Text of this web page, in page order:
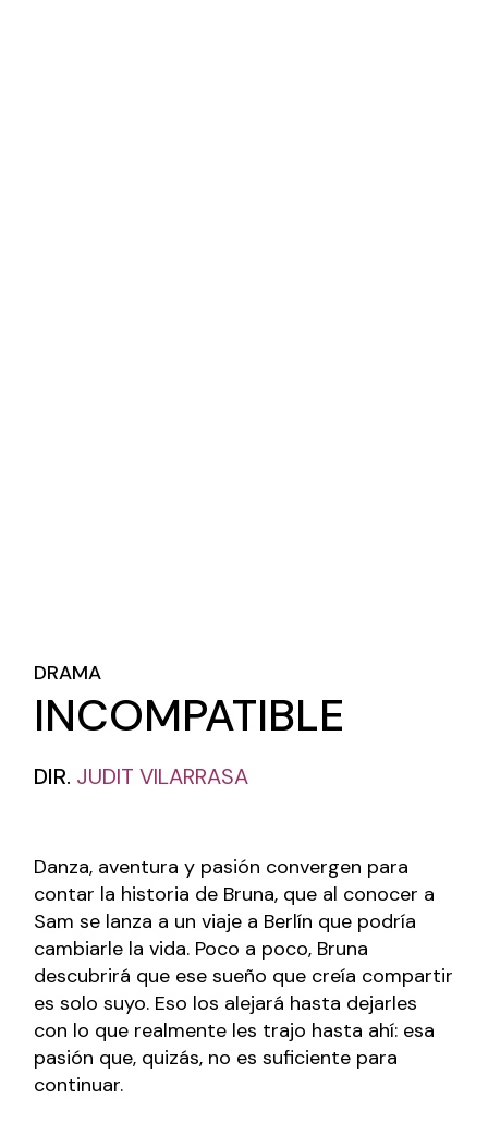
DRAMA
INCOMPATIBLE
DIR. JUDIT VILARRASA
Danza, aventura y pasión convergen para
contar la historia de Bruna, que al conocer a
Sam se lanza a un viaje a Berlín que podría
cambiarle la vida. Poco a poco, Bruna
descubrirá que ese sueño que creía compartir
es solo suyo. Eso los alejará hasta dejarles
con lo que realmente les trajo hasta ahí: esa
pasión que, quizás, no es suficiente para
continuar.